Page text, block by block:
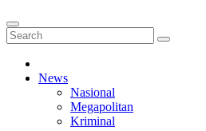
News
Nasional
Megapolitan
Kriminal